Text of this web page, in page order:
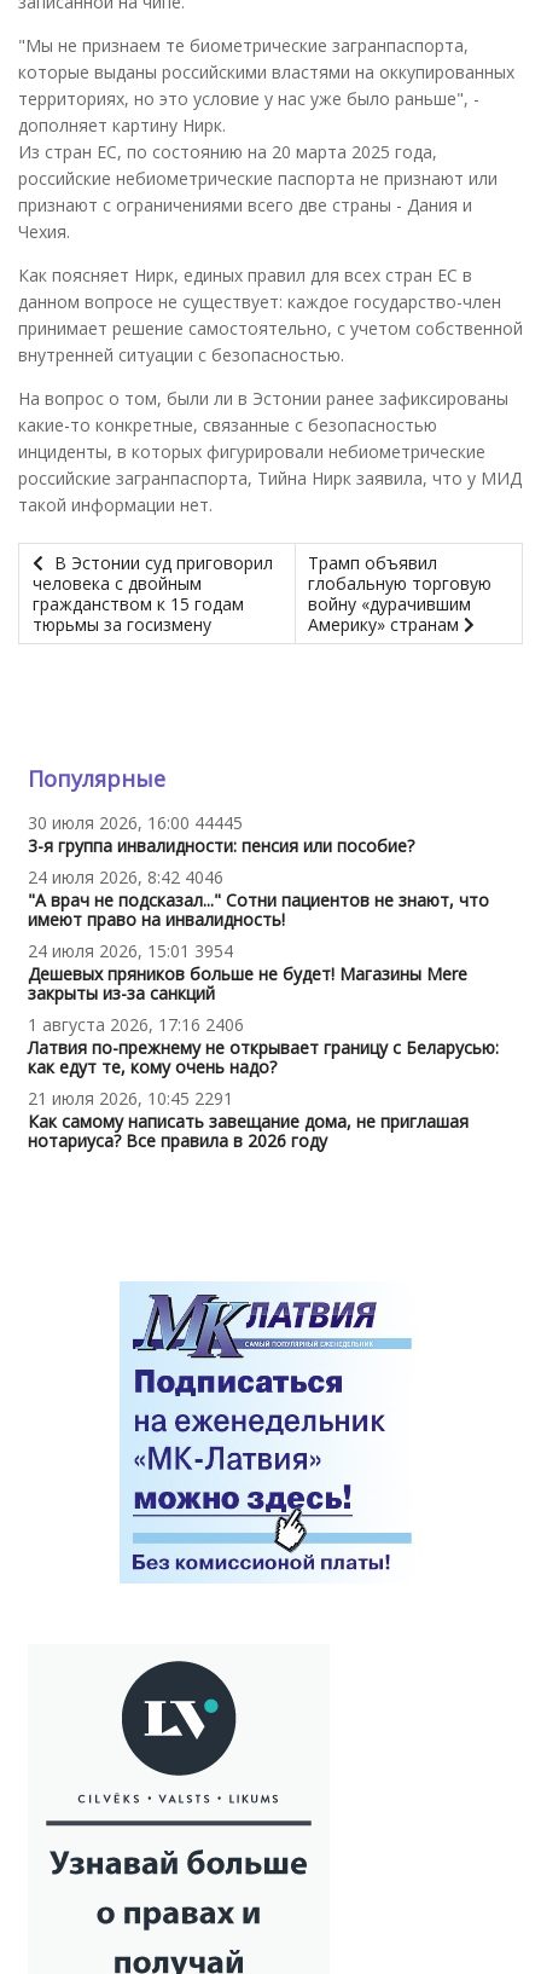
"Мы не признаем те биометрические загранпаспорта,
которые выданы российскими властями на оккупированных
территориях, но это условие у нас уже было раньше", -
дополняет картину Нирк.
Из стран ЕС, по состоянию на 20 марта 2025 года,
российские небиометрические паспорта не признают или
признают с ограничениями всего две страны - Дания и
Чехия.
Как поясняет Нирк, единых правил для всех стран ЕС в
данном вопросе не существует: каждое государство-член
принимает решение самостоятельно, с учетом собственной
внутренней ситуации с безопасностью.
На вопрос о том, были ли в Эстонии ранее зафиксированы
какие-то конкретные, связанные с безопасностью
инциденты, в которых фигурировали небиометрические
российские загранпаспорта, Тийна Нирк заявила, что у МИД
такой информации нет.
В Эстонии суд приговорил
человека с двойным
гражданством к 15 годам
тюрьмы за госизмену
Трамп объявил
глобальную торговую
войну «дурачившим
Америку» странам
Популярные
30 июля 2026, 16:00 44445
3-я группа инвалидности: пенсия или пособие?
24 июля 2026, 8:42 4046
"А врач не подсказал..." Сотни пациентов не знают, что
имеют право на инвалидность!
24 июля 2026, 15:01 3954
Дешевых пряников больше не будет! Магазины Mere
закрыты из-за санкций
1 августа 2026, 17:16 2406
Латвия по-прежнему не открывает границу с Беларусью:
как едут те, кому очень надо?
21 июля 2026, 10:45 2291
Как самому написать завещание дома, не приглашая
нотариуса? Все правила в 2026 году